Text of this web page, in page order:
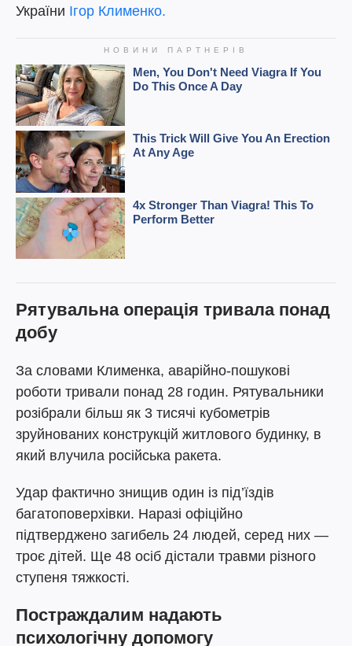
України Ігор Клименко.
Рятувальна операція тривала понад
добу
За словами Клименка, аварійно-пошукові
роботи тривали понад 28 годин. Рятувальники
розібрали більш як 3 тисячі кубометрів
зруйнованих конструкцій житлового будинку, в
який влучила російська ракета.
Удар фактично знищив один із під’їздів
багатоповерхівки. Наразі офіційно
підтверджено загибель 24 людей, серед них —
троє дітей. Ще 48 осіб дістали травми різного
ступеня тяжкості.
Постраждалим надають
психологічну допомогу